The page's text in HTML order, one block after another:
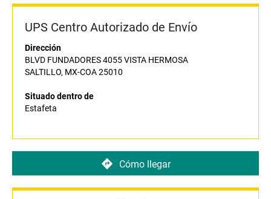
UPS Centro Autorizado de Envío
Dirección
BLVD FUNDADORES 4055 VISTA HERMOSA
SALTILLO, MX-COA 25010
Situado dentro de
Estafeta
Cómo llegar